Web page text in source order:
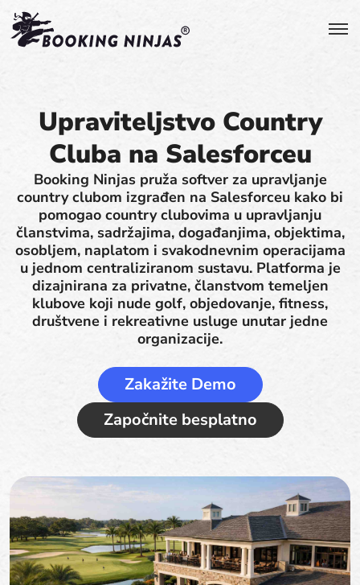
Upraviteljstvo Country
Cluba na Salesforceu
Booking Ninjas pruža softver za upravljanje
country clubom izgrađen na Salesforceu kako bi
pomogao country clubovima u upravljanju
članstvima, sadržajima, događanjima, objektima,
osobljem, naplatom i svakodnevnim operacijama
u jednom centraliziranom sustavu. Platforma je
dizajnirana za privatne, članstvom temeljen
klubove koji nude golf, objedovanje, fitness,
društvene i rekreativne usluge unutar jedne
organizacije.
Zakažite Demo
Započnite besplatno